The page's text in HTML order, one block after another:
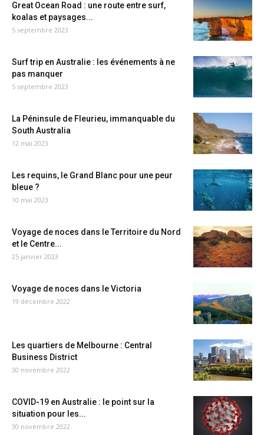
Great Ocean Road : une route entre surf,
koalas et paysages...
5 septembre 2023
Surf trip en Australie : les événements à ne
pas manquer
5 septembre 2023
La Péninsule de Fleurieu, immanquable du
South Australia
12 mai 2023
Les requins, le Grand Blanc pour une peur
bleue ?
10 mai 2023
Voyage de noces dans le Territoire du Nord
et le Centre...
25 janvier 2023
Voyage de noces dans le Victoria
19 décembre 2022
Les quartiers de Melbourne : Central
Business District
30 novembre 2022
COVID-19 en Australie : le point sur la
situation pour les...
30 novembre 2022